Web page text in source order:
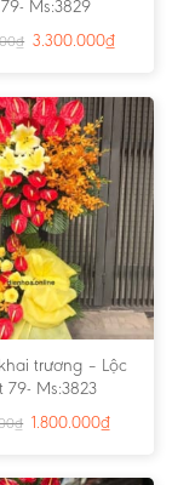
Ms:3829
₫ 3.300.000₫
trương – Lộc
79- Ms:3823
₫ 1.800.000₫